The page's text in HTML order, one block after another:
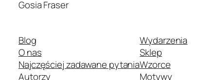
Gosia Fraser
Blog
O nas
Najczęściej zadawane pytania
Autorzy
Wydarzenia
Sklep
Wzorce
Motywy